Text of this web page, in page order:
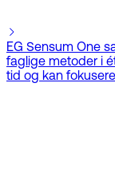
EG Sensum One
faglige metoder i
tid og kan